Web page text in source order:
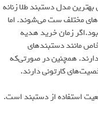
مدل دستبند طلا زنانه
مختلف ست می‌شوند. اما
زمان خرید هدیه
مانند دستبند‌های
دارند. همچنین در صورتی‌که
کارتونی دارند.
استفاده از دستبند است.